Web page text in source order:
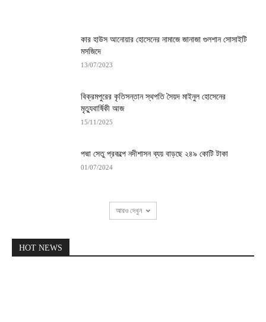
কার হাউস আনোয়ার হোসেনের নামাজে জানাজা গুলশান সোসাইটি
মসজিদে
13/07/2023
বিক্রমপুরের কৃতিসন্তান স্থপতি সৈয়দ মাইনুল হোসেনের
মৃত্যুবার্ষিকী আজ
15/11/2025
পদ্মা সেতু প্রকল্পে নদীশাসন ব্যয় বাড়ছে ২৪৯ কোটি টাকা
01/07/2024
আরও দেখুন
HOT NEWS